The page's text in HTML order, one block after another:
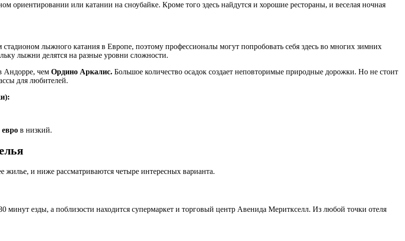
ориентировании или катании на сноубайке. Кроме того здесь найдутся и хорошие рестораны, и веселая ночная
лыжного катания в Европе, поэтому профессионалы могут попробовать себя здесь во многих зимних
лыжни делятся на разные уровни сложности.
Андорре, чем Ордино Аркалис. Большое количество осадок создает неповторимые природные дорожки. Но не стоит
для любителей.
евро в низкий.
жилье, и ниже рассматриваются четыре интересных варианта.
минут езды, а поблизости находится супермаркет и торговый центр Авенида Мериткселл. Из любой точки отеля